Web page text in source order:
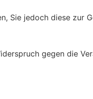
Sie jedoch diese zur
gegen die